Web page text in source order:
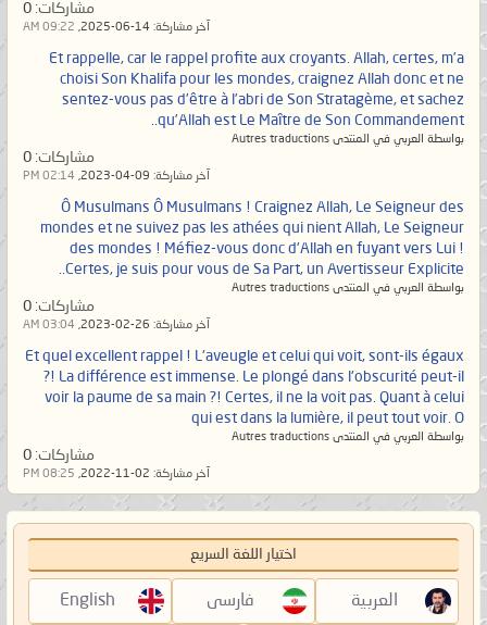
مشاركات:
آخر مشاركة: 09:22 AM
Et rappelle, car le rappel profite aux croyants. Allah, certes, m’a
choisi Son Khalifa pour les mondes, craignez Allah donc et ne
sentez-vous pas d’être à l’abri de Son Stratagème, et sachez
qu’Allah est Le Maître de Son Commandement..
بواسطة العربي في المنتدى Autres traductions
مشاركات:
آخر مشاركة: 02:14 PM
Ô Musulmans Ô Musulmans ! Craignez Allah, Le Seigneur des
mondes et ne suivez pas les athées qui nient Allah, Le Seigneur
des mondes ! Méfiez-vous donc d’Allah en fuyant vers Lui !
Certes, je suis pour vous de Sa Part, un Avertisseur Explicite..
بواسطة العربي في المنتدى Autres traductions
مشاركات:
آخر مشاركة: 03:04 AM
Et quel excellent rappel ! L'aveugle et celui qui voit, sont-ils égaux
?! La différence est immense. Le plongé dans l'obscurité peut-il
voir la paume de sa main ?! Certes, il ne la voit pas. Quant à celui
qui est dans la lumière, il peut tout voir. O
بواسطة العربي في المنتدى Autres traductions
مشاركات:
آخر مشاركة: 08:25 PM
اختيار اللغة السريع
العربية فارسی English